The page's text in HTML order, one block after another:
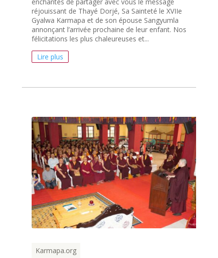
réjouissant de Thayé Dorjé, Sa Sainteté le XVIIe
Gyalwa Karmapa et de son épouse Sangyumla
annonçant l’arrivée prochaine de leur enfant. Nos
félicitations les plus chaleureuses et...
Lire plus
Karmapa.org